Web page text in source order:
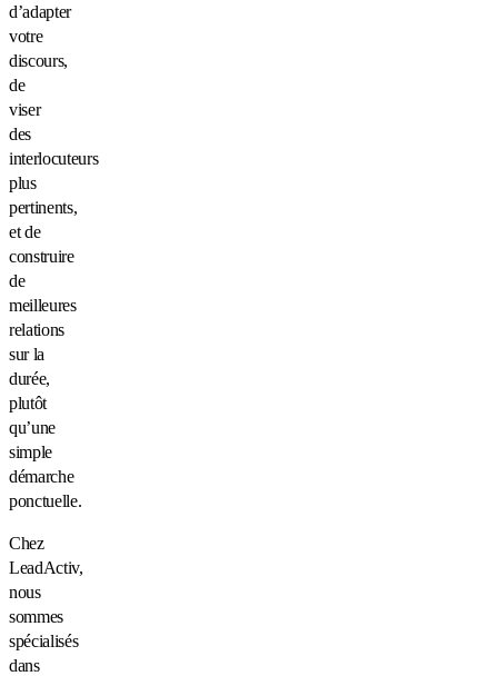
d’adapter
votre
discours,
de
viser
des
interlocuteurs
plus
pertinents,
et de
construire
de
meilleures
relations
sur la
durée,
plutôt
qu’une
simple
démarche
ponctuelle.
Chez
LeadActiv,
nous
sommes
spécialisés
dans